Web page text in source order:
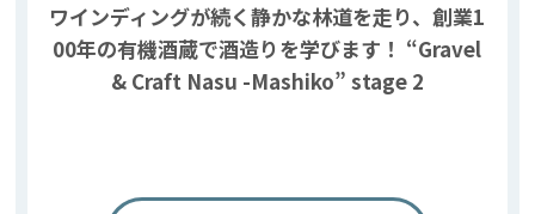
ワインディングが続く静かな林道を走り、創業1
00年の有機酒蔵で酒造りを学びます！ “Gravel
& Craft Nasu -Mashiko” stage 2